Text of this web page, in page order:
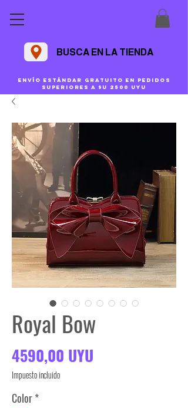
Envío estándar gratuito en pedidos
superiores a $U 2500 uyu
BUSCA EN LA TIENDA
Royal Bow
4590,00 UYU
Impuesto incluido
Color*